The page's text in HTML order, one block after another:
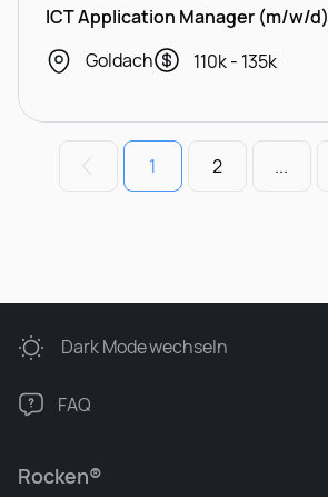
ICT Application Manager (m/w/d)
Goldach
110k - 135k
1 2 ...
Rocken®
Dark Modewechseln
FAQ